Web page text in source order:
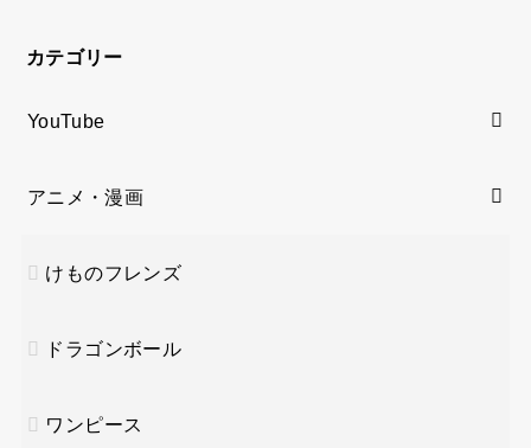
カテゴリー
YouTube
アニメ・漫画
けものフレンズ
ドラゴンボール
ワンピース